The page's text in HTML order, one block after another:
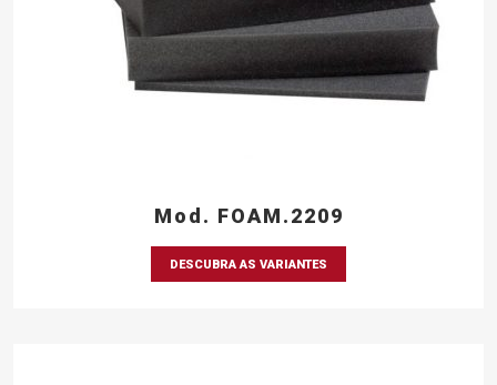
Mod. FOAM.2209
DESCUBRA AS VARIANTES